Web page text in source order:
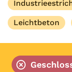
Leichtbeton